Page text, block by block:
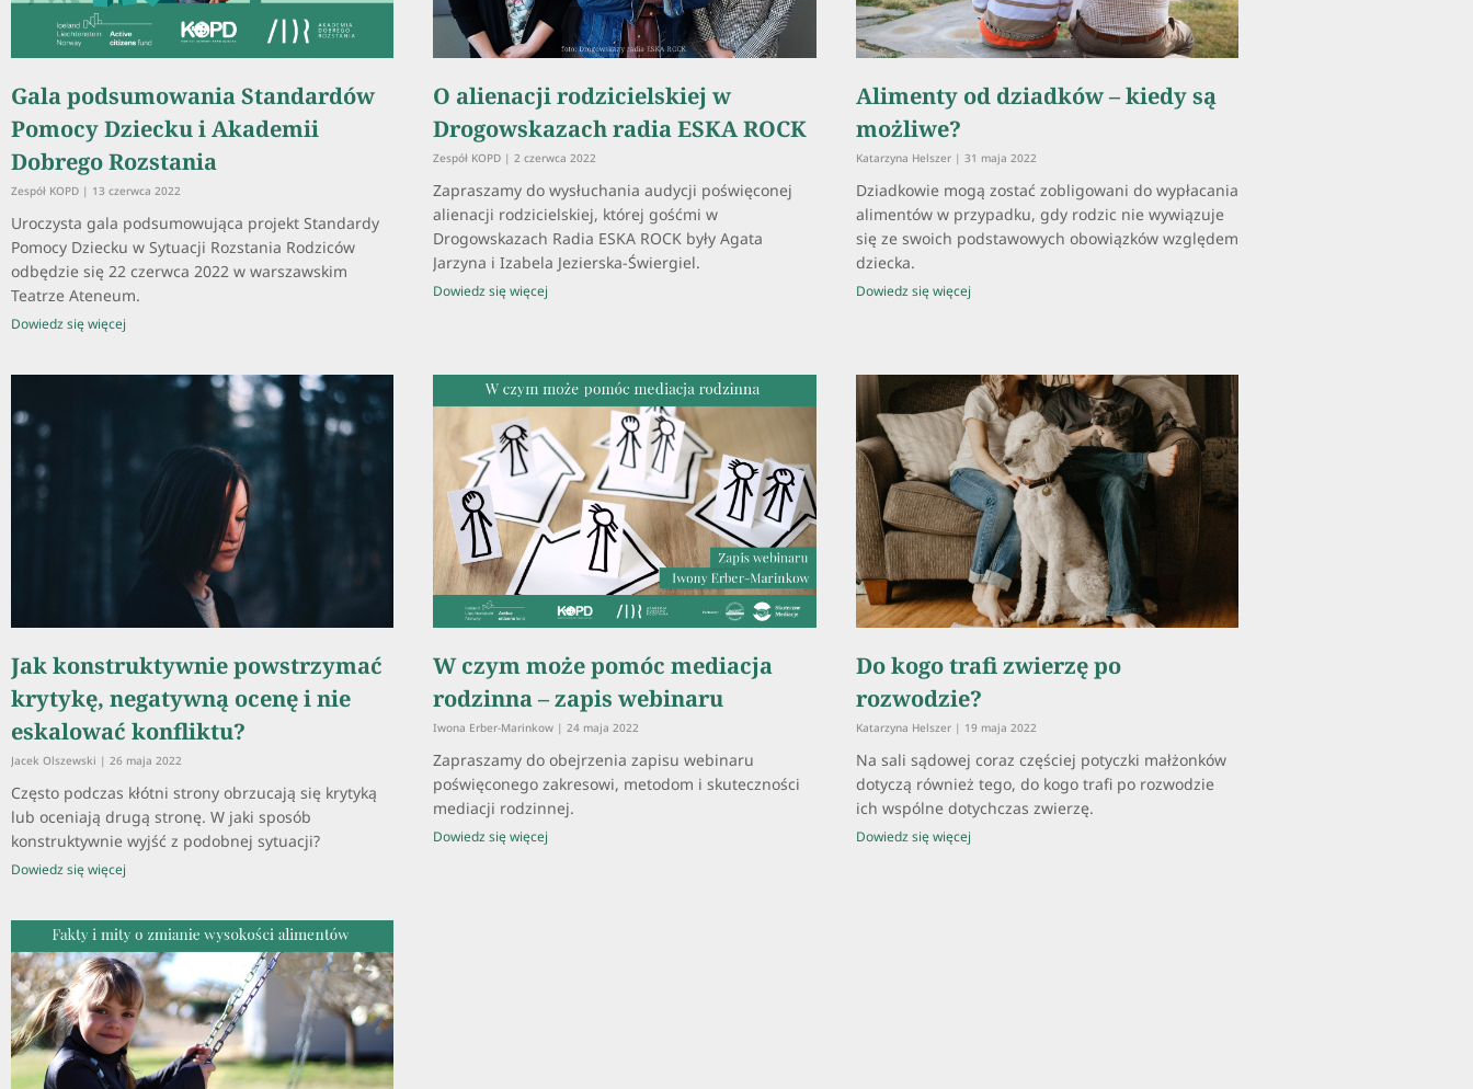
Gala podsumowania Standardów
Pomocy Dziecku i Akademii
Dobrego Rozstania
Zespół KOPD 13 czerwca 2022
Uroczysta gala podsumowująca projekt Standardy
Pomocy Dziecku w Sytuacji Rozstania Rodziców
odbędzie się 22 czerwca 2022 w warszawskim
Teatrze Ateneum.
Dowiedz się więcej
O alienacji rodzicielskiej w
Drogowskazach radia ESKA ROCK
Zespół KOPD 2 czerwca 2022
Zapraszamy do wysłuchania audycji poświęconej
alienacji rodzicielskiej, której gośćmi w
Drogowskazach Radia ESKA ROCK były Agata
Jarzyna i Izabela Jezierska-Świergiel.
Dowiedz się więcej
Alimenty od dziadków – kiedy są
możliwe?
Katarzyna Helszer 31 maja 2022
Dziadkowie mogą zostać zobligowani do wypłacania
alimentów w przypadku, gdy rodzic nie wywiązuje
się ze swoich podstawowych obowiązków względem
dziecka.
Dowiedz się więcej
Jak konstruktywnie powstrzymać
krytykę, negatywną ocenę i nie
eskalować konfliktu?
Jacek Olszewski 26 maja 2022
Często podczas kłótni strony obrzucają się krytyką
lub oceniają drugą stronę. W jaki sposób
konstruktywnie wyjść z podobnej sytuacji?
Dowiedz się więcej
W czym może pomóc mediacja
rodzinna – zapis webinaru
Iwona Erber-Marinkow 24 maja 2022
Zapraszamy do obejrzenia zapisu webinaru
poświęconego zakresowi, metodom i skuteczności
mediacji rodzinnej.
Dowiedz się więcej
Do kogo trafi zwierzę po
rozwodzie?
Katarzyna Helszer 19 maja 2022
Na sali sądowej coraz częściej potyczki małżonków
dotyczą również tego, do kogo trafi po rozwodzie
ich wspólne dotychczas zwierzę.
Dowiedz się więcej